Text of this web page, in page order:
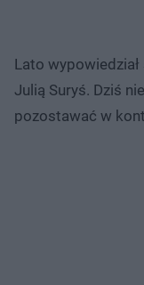
Lato
Julią Suryś. Dziś
pozostawać w